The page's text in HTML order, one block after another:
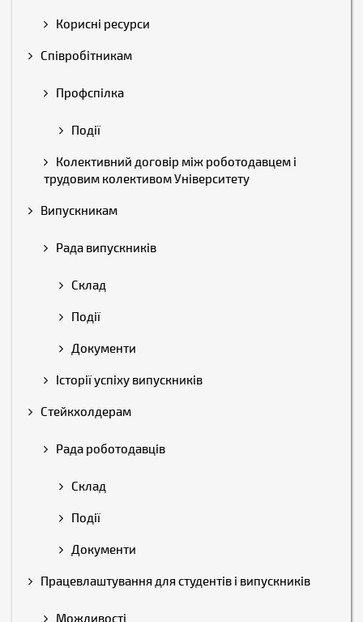
Корисні ресурси
Співробітникам
Профспілка
Події
Колективний договір між роботодавцем і
трудовим колективом Університету
Випускникам
Рада випускників
Склад
Події
Документи
Історії успіху випускників
Стейкхолдерам
Рада роботодавців
Склад
Події
Документи
Працевлаштування для студентів і випускників
Можливості